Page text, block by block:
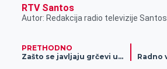
RTV Santos
Autor: Redakcija radio televizije Santos
PRETHODNO
Zašto se javljaju grčevi u nogama